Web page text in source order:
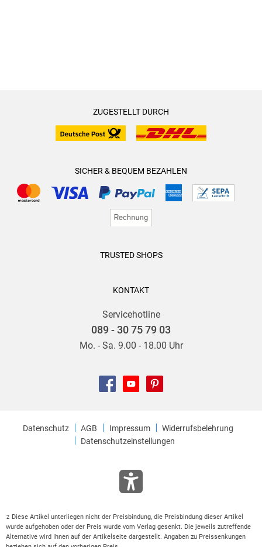
ZUGESTELLT DURCH
SICHER & BEQUEM BEZAHLEN
TRUSTED SHOPS
KONTAKT
Servicehotline
089 - 30 75 79 03
Mo. - Sa. 9.00 - 18.00 Uhr
Datenschutz AGB Impressum
Widerrufsbelehrung
Datenschutzeinstellungen
2
Diese Artikel unterliegen nicht der Preisbindung, die Preisbindung dieser Artikel
wurde aufgehoben oder der Preis wurde vom Verlag gesenkt. Die jeweils zutreffende
Alternative wird Ihnen auf der Artikelseite dargestellt. Angaben zu Preissenkungen